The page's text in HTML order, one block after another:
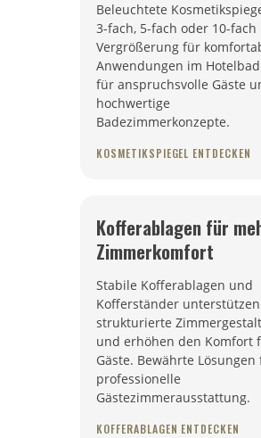
Beleuchtete
3-fach, 5-fach oder 10-fach
Vergrößerung für
Anwendungen im
für anspruchsvolle Gäste
hochwertige
Badezimmerkonzepte.
KOSMETIKSPIEGEL ENTDECKEN
Kofferablagen für
Zimmerkomfort
Stabile Kofferablagen und
Kofferständer
strukturierte
und erhöhen den Komfort
Gäste. Bewährte Lösungen
professionelle
Gästezimmerausstattung.
KOFFERABLAGEN ENTDECKEN